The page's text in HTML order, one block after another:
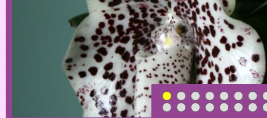
1 2 3 4 5 6 7
8
19 20 21 22 23 24 25